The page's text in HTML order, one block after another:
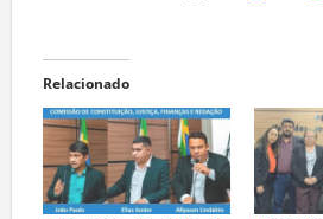
Relacionado